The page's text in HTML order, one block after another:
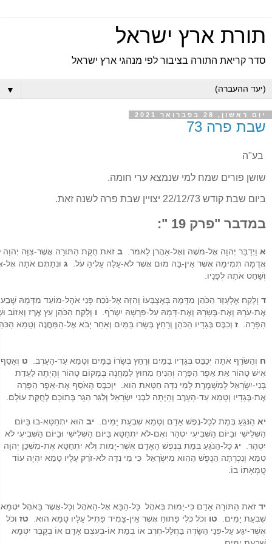
תורת ארץ ישראל
סדר קריאת התורה בציבור לפי מנהגי ארץ ישראל
▼
יום ראשון, 28 בפברואר 2021
שבת פרה 73
בע"ה
שושן פורים שמח למי שנמצא ערי חומה.
ביום שבת קודש 22/12/73 יצויין שבת פרה לשנה זאת.
במדבר "פרק 19 ":
א וַיְדַבֵּר יְהוָה אֶל-מֹשֶׁה וְאֶל-אַהֲרֹן לֵאמֹר. ב זֹאת חֻקַּת הַתּוֹרָה אֲשֶׁר-צִוָּה יְהוָה
אֲדֻמָּה תְּמִימָה אֲשֶׁר אֵין-בָּהּ מוּם אֲשֶׁר לֹא-עָלָה עָלֶיהָ עֹל. ג וּנְתַתֶּם אֹתָהּ אֶל-
וְשָׁחַט אֹתָהּ לְפָנָיו.
ד וְלָקַח אֶלְעָזָר הַכֹּהֵן מִדָּמָהּ בְּאֶצְבָּעוֹ וְהִזָּה אֶל-נֹכַח פְּנֵי אֹהֶל-מוֹעֵד מִדָּמָהּ
אֶת-עֹרָהּ וְאֶת-בְּשָׂרָהּ וְאֶת-דָּמָהּ עַל-פִּרְשָׁהּ יִשְׂרֹף. ו וְלָקַח הַכֹּהֵן עֵץ אֶרֶז וְאֵזוֹב
הַפָּרָה. ז וְכִבֶּס בְּגָדָיו הַכֹּהֵן וְרָחַץ בְּשָׂרוֹ בַּמַּיִם וְאַחַר יָבֹא אֶל-הַמַּחֲנֶה וְטָמֵא
ח וְהַשֹּׂרֵף אֹתָהּ יְכַבֵּס בְּגָדָיו בַּמַּיִם וְרָחַץ בְּשָׂרוֹ בַּמָּיִם וְטָמֵא עַד-הָעָרֶב. ט וְאָסַף
אִישׁ טָהוֹר אֵת אֵפֶר הַפָּרָה וְהִנִּיחַ מִחוּץ לַמַּחֲנֶה בְּמָקוֹם טָהוֹר וְהָיְתָה לַעֲדַת
בְּנֵי-יִשְׂרָאֵל לְמִשְׁמֶרֶת לְמֵי נִדָּה חַטָּאת הִוא. יוְכִבֶּס הָאֹסֵף אֶת-אֵפֶר הַפָּרָה
אֶת-בְּגָדָיו וְטָמֵא עַד-הָעָרֶב וְהָיְתָה לִבְנֵי יִשְׂרָאֵל וְלַגֵּר הַגָּר בְּתוֹכָם לְחֻקַּת עוֹלָם.
יא הַנֹּגֵעַ בְּמֵת לְכָל-נֶפֶשׁ אָדָם וְטָמֵא שִׁבְעַת יָמִים. יב הוּא יִתְחַטָּא-בוֹ בַּיּוֹם
הַשְּׁלִישִׁי וּבַיּוֹם הַשְּׁבִיעִי יִטְהָר וְאִם-לֹא יִתְחַטָּא בַּיּוֹם הַשְּׁלִישִׁי וּבַיּוֹם הַשְּׁבִיעִי לֹא
יִטְהָר. יג כָּל-הַנֹּגֵעַ בְּמֵת בְּנֶפֶשׁ הָאָדָם אֲשֶׁר-יָמוּת וְלֹא יִתְחַטָּא אֶת-מִשְׁכַּן יְהוָה
טִמֵּא וְנִכְרְתָה הַנֶּפֶשׁ הַהִוא מִיִּשְׂרָאֵל כִּי מֵי נִדָּה לֹא-זֹרַק עָלָיו טָמֵא יִהְיֶה עוֹד
טֻמְאָתוֹ בוֹ.
יד זֹאת הַתּוֹרָה אָדָם כִּי-יָמוּת בְּאֹהֶל כָּל-הַבָּא אֶל-הָאֹהֶל וְכָל-אֲשֶׁר בָּאֹהֶל יִטְמָא
שִׁבְעַת יָמִים. טו וְכֹל כְּלִי פָתוּחַ אֲשֶׁר אֵין-צָמִיד פָּתִיל עָלָיו טָמֵא הוּא. טז וְכֹל
אֲשֶׁר-יִגַּע עַל-פְּנֵי הַשָּׂדֶה בַּחֲלַל-חֶרֶב אוֹ בְמֵת אוֹ-בְעֶצֶם אָדָם אוֹ בְקָבֶר יִטְמָא